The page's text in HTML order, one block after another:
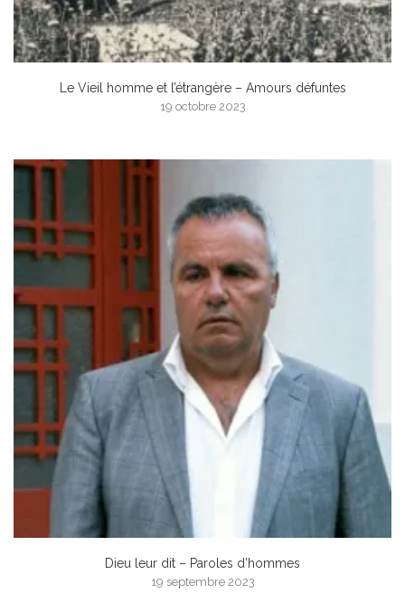
Le Vieil homme et l’étrangère – Amours défuntes
19 octobre 2023
Dieu leur dit – Paroles d’hommes
19 septembre 2023